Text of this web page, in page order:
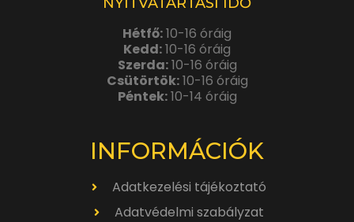
Hétfő:10-16 óráig
Kedd:10-16 óráig
Szerda:10-16 óráig
Csütörtök:10-16 óráig
Péntek:10-14 óráig
INFORMÁCIÓK
Adatkezelési tájékoztató
Adatvédelmi szabályzat